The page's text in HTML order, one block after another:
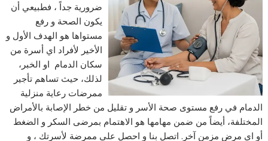
ضرورية جداً ، فطبيعي أن
يكون الصحة و رفع
مستواها هو الهدف الأول و
الأخير لأفراد اي أسرة من
سكان الدمام او الخبر،
لذلك، حيث تساهم تأجير
ممرضات رعاية منزلية
الدمام في رفع مستوى صحة الأسر و تقليل من خطر الإصابة بالأمراض
المختلفة، أيضاً من ضمن مهامها هو الاهتمام بمرضى السكر و الضغط
أو اي مرض مزمن آخر. اتصل بنا و احصل على ممرضة لأسرتك ، و